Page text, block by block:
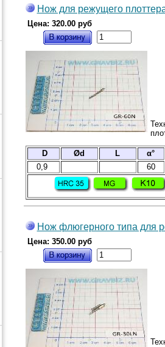
Нож для режущего
Цена: 320.00 руб
D Ød L
α°
0,9
60
Нож флюгерного типа для
Цена: 350.00 руб